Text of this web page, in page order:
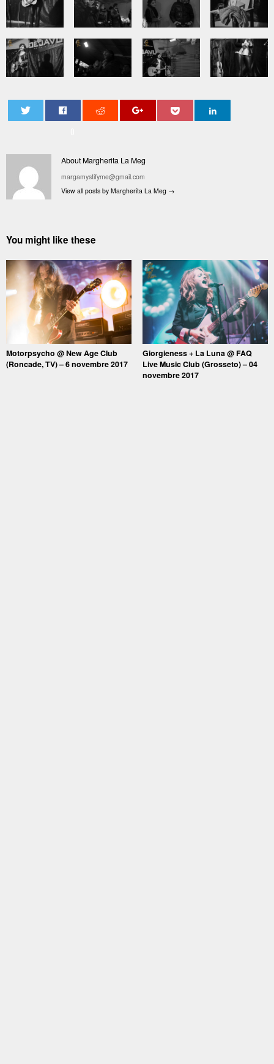
About Margherita La Meg
margamystifyme@gmail.com
View all posts by Margherita La Meg →
You might like these
Motorpsycho @ New Age Club
(Roncade, TV) – 6 novembre 2017
Giorgieness + La Luna @ FAQ
Live Music Club (Grosseto) – 04
novembre 2017